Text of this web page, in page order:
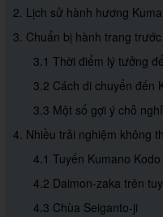
2. Lịch sử hành hương
3. Chuẩn bị hành trang
3.1 Thời điểm lý tưởng
3.2 Cách di chuyển đến
3.3 Một số gợi ý chỗ
4. Nhiều trải nghiệm không
4.1 Tuyến Kumano
4.2 Daimon-zaka trên
4.3 Chùa Seiganto-ji